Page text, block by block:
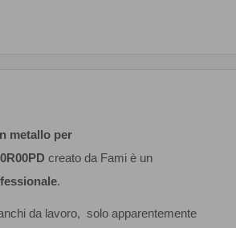
metallo per
creato da Fami è un
.
da lavoro, solo apparentemente